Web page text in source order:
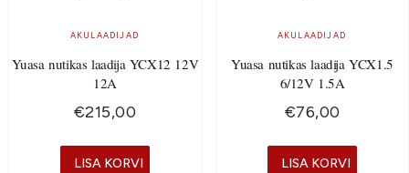
AKULAADIJAD
Yuasa nutikas laadija YCX12 12V
12A
€215,00
LISA KORVI
AKULAADIJAD
Yuasa nutikas laadija YCX1.5
6/12V 1.5A
€76,00
LISA KORVI